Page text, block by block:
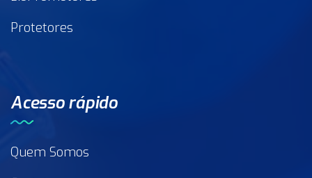
Protetores
Acesso rápido
Quem Somos